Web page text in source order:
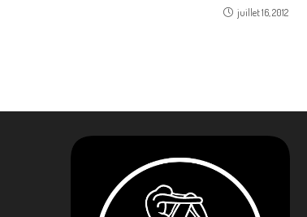
juillet 16, 2012